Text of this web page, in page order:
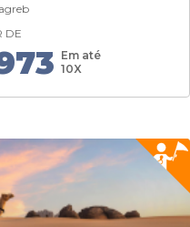
DE
Em até
10X